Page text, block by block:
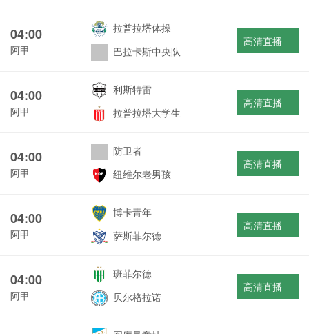
04:00
阿甲
拉普拉塔体操
巴拉卡斯中央队
高清直播
04:00
阿甲
利斯特雷
拉普拉塔大学生
高清直播
04:00
阿甲
防卫者
纽维尔老男孩
高清直播
04:00
阿甲
博卡青年
萨斯菲尔德
高清直播
04:00
阿甲
班菲尔德
贝尔格拉诺
高清直播